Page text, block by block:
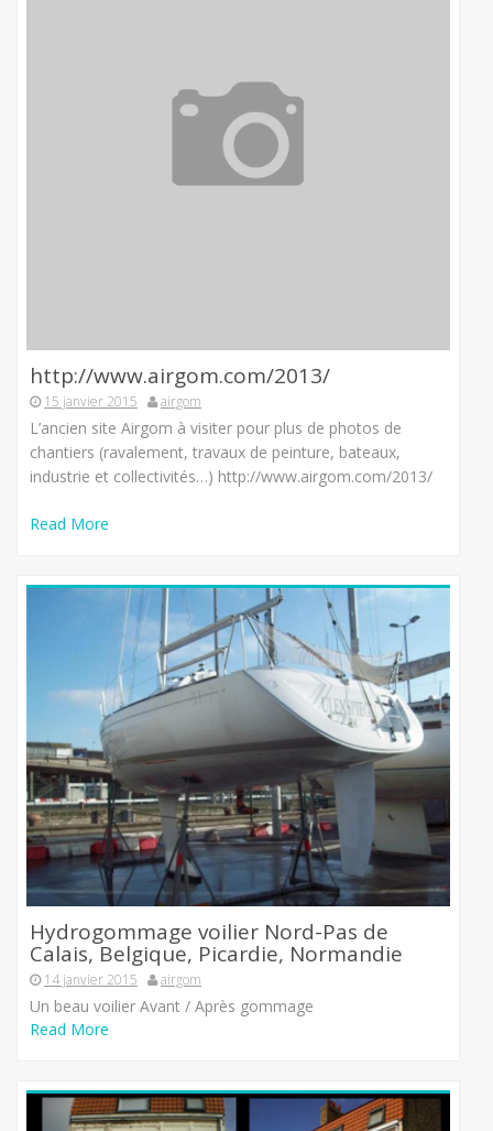
http://www.airgom.com/2013/
15 janvier 2015 airgom
L’ancien site Airgom à visiter pour plus de photos de
chantiers (ravalement, travaux de peinture, bateaux,
industrie et collectivités…) http://www.airgom.com/2013/
Read More
Hydrogommage voilier Nord-Pas de
Calais, Belgique, Picardie, Normandie
14 janvier 2015 airgom
Un beau voilier Avant / Après gommage
Read More